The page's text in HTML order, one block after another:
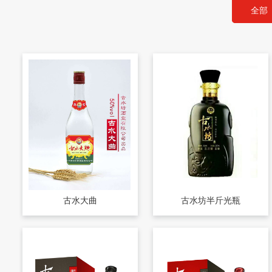
全部
古水大曲 古水坊半斤光瓶